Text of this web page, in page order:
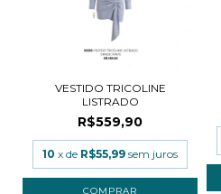
VESTIDO TRICOLINE
LISTRADO
R$559,90
10 x de R$55,99 sem juros
COMPRAR